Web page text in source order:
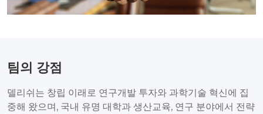
팀의 강점
델리쉬는 창립 이래로 연구개발 투자와 과학기술 혁신에 집
중해 왔으며, 국내 유명 대학과 생산교육, 연구 분야에서 전략